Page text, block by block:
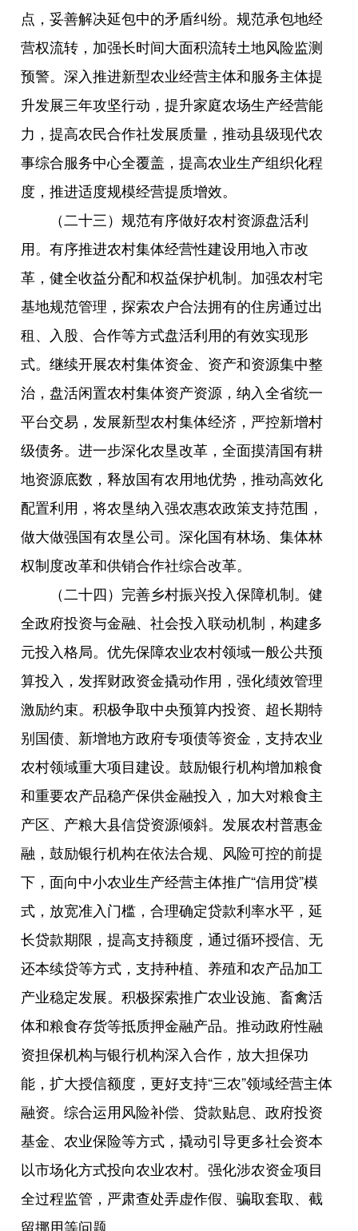
点，妥善解决延包中的矛盾纠纷。规范承包地经
营权流转，加强长时间大面积流转土地风险监测
预警。深入推进新型农业经营主体和服务主体提
升发展三年攻坚行动，提升家庭农场生产经营能
力，提高农民合作社发展质量，推动县级现代农
事综合服务中心全覆盖，提高农业生产组织化程
度，推进适度规模经营提质增效。
（二十三）规范有序做好农村资源盘活利
用。有序推进农村集体经营性建设用地入市改
革，健全收益分配和权益保护机制。加强农村宅
基地规范管理，探索农户合法拥有的住房通过出
租、入股、合作等方式盘活利用的有效实现形
式。继续开展农村集体资金、资产和资源集中整
治，盘活闲置农村集体资产资源，纳入全省统一
平台交易，发展新型农村集体经济，严控新增村
级债务。进一步深化农垦改革，全面摸清国有耕
地资源底数，释放国有农用地优势，推动高效化
配置利用，将农垦纳入强农惠农政策支持范围，
做大做强国有农垦公司。深化国有林场、集体林
权制度改革和供销合作社综合改革。
（二十四）完善乡村振兴投入保障机制。健
全政府投资与金融、社会投入联动机制，构建多
元投入格局。优先保障农业农村领域一般公共预
算投入，发挥财政资金撬动作用，强化绩效管理
激励约束。积极争取中央预算内投资、超长期特
别国债、新增地方政府专项债等资金，支持农业
农村领域重大项目建设。鼓励银行机构增加粮食
和重要农产品稳产保供金融投入，加大对粮食主
产区、产粮大县信贷资源倾斜。发展农村普惠金
融，鼓励银行机构在依法合规、风险可控的前提
下，面向中小农业生产经营主体推广“信用贷”模
式，放宽准入门槛，合理确定贷款利率水平，延
长贷款期限，提高支持额度，通过循环授信、无
还本续贷等方式，支持种植、养殖和农产品加工
产业稳定发展。积极探索推广农业设施、畜禽活
体和粮食存货等抵质押金融产品。推动政府性融
资担保机构与银行机构深入合作，放大担保功
能，扩大授信额度，更好支持“三农”领域经营主体
融资。综合运用风险补偿、贷款贴息、政府投资
基金、农业保险等方式，撬动引导更多社会资本
以市场化方式投向农业农村。强化涉农资金项目
全过程监管，严肃查处弄虚作假、骗取套取、截
留挪用等问题。